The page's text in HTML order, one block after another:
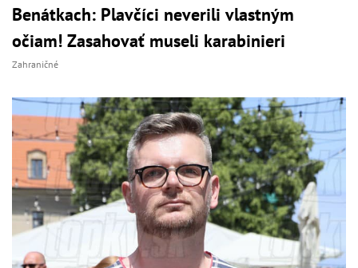
Benátkach: Plavčíci neverili vlastným
očiam! Zasahovať museli karabinieri
Zahraničné